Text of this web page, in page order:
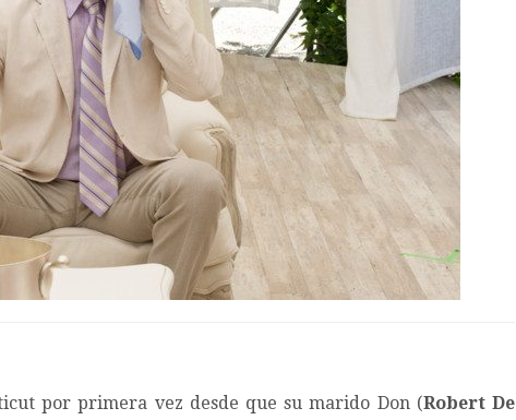
por primera vez desde que su marido Don (Robert De